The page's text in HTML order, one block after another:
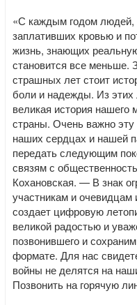
«С каждым годом
заплативших кровью и
жизнь, знающих
становится все меньше.
страшных лет стоит
боли и надежды. Из этих
великая история нашего
страны. Очень важно
наших сердцах и нашей
передать следующим
связям с
Кохановская. — В знак
участникам и
создает цифровую
великой радостью и
позвонившего и
формате. Для нас
войны не делятся на
Позвонить на горячую